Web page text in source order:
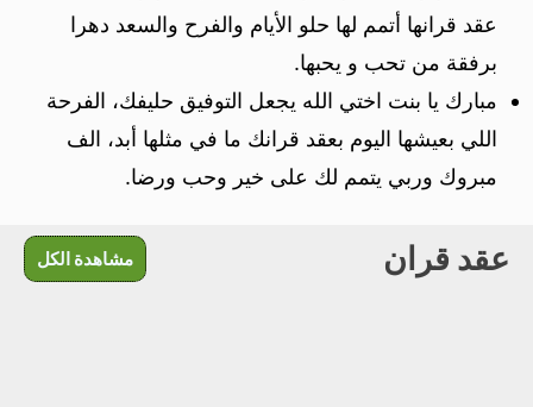
عقد قرانها أتمم لها حلو الأيام والفرح والسعد دهرا
برفقة من تحب و يحبها.
مبارك يا بنت اختي الله يجعل التوفيق حليفك، الفرحة
اللي بعيشها اليوم بعقد قرانك ما في مثلها أبد، الف
مبروك وربي يتمم لك على خير وحب ورضا.
عقد قران مشاهدة الكل